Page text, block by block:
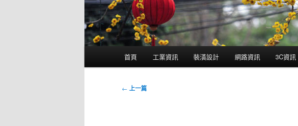
首頁 工業資訊 裝潢設計 網路資訊 3C資訊
文
← 上一篇